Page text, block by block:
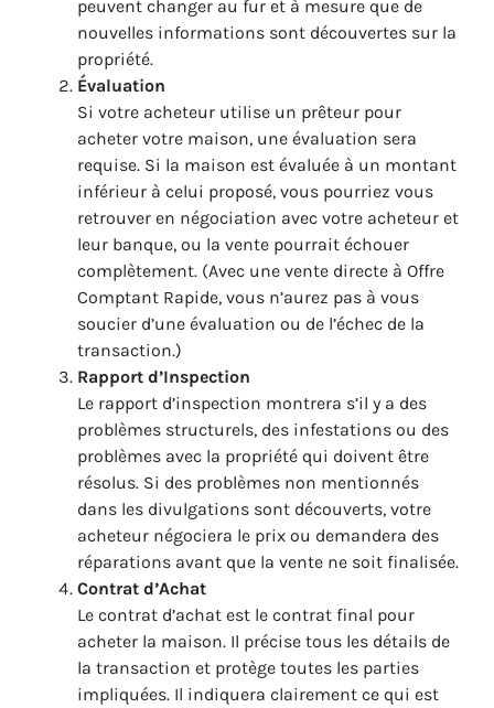
peuvent changer au fur et à mesure que de
nouvelles informations sont découvertes sur la
propriété.
Évaluation
Si votre acheteur utilise un prêteur pour
acheter votre maison, une évaluation sera
requise. Si la maison est évaluée à un montant
inférieur à celui proposé, vous pourriez vous
retrouver en négociation avec votre acheteur et
leur banque, ou la vente pourrait échouer
complètement. (Avec une vente directe à Offre
Comptant Rapide, vous n’aurez pas à vous
soucier d’une évaluation ou de l’échec de la
transaction.)
Rapport d’Inspection
Le rapport d’inspection montrera s’il y a des
problèmes structurels, des infestations ou des
problèmes avec la propriété qui doivent être
résolus. Si des problèmes non mentionnés
dans les divulgations sont découverts, votre
acheteur négociera le prix ou demandera des
réparations avant que la vente ne soit finalisée.
Contrat d’Achat
Le contrat d’achat est le contrat final pour
acheter la maison. Il précise tous les détails de
la transaction et protège toutes les parties
impliquées. Il indiquera clairement ce qui est